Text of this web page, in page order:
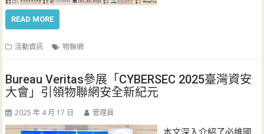
READ MORE
活動資訊 物聯網
Bureau Veritas參展「CYBERSEC 2025臺灣資安
大會」引領物聯網安全新紀元
2025 年 4 月 17 日 管理員
本文深入介紹了必維國